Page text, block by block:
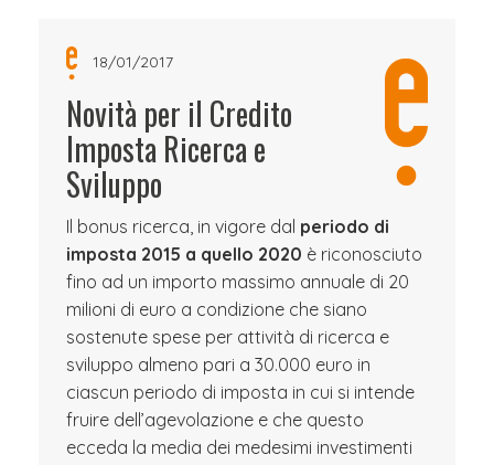
18/01/2017
Novità per il Credito
Imposta Ricerca e
Sviluppo
Il bonus ricerca, in vigore dal periodo di
imposta 2015 a quello 2020 è riconosciuto
fino ad un importo massimo annuale di 20
milioni di euro a condizione che siano
sostenute spese per attività di ricerca e
sviluppo almeno pari a 30.000 euro in
ciascun periodo di imposta in cui si intende
fruire dell’agevolazione e che questo
ecceda la media dei medesimi investimenti